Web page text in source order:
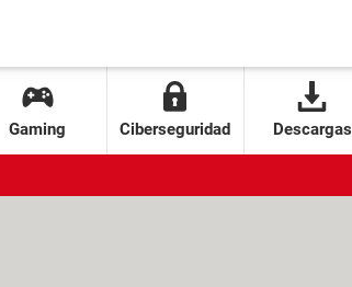
Gaming Ciberseguridad Descargas